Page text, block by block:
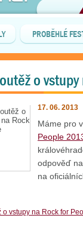
PROBĚHLÉ
o
17. 06. 2013
Máme pro
People
odpověď
na
o vstupy na Rock for